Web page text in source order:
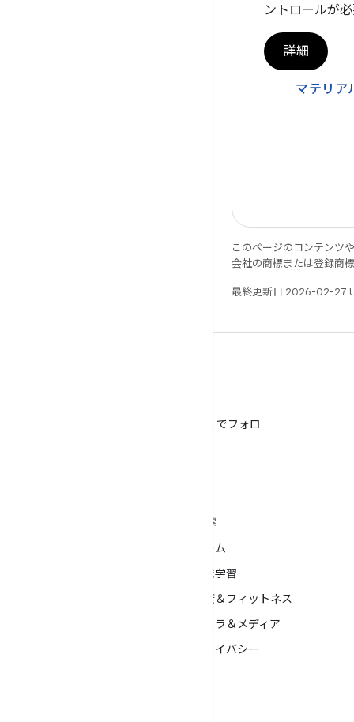
ントロールが
詳細
マテリア
このページのコンテンツ
会社の商標または登録商標
最終更新日 2026-02-27
@AndroidDev を X でフォロ
探索
ゲーム
機械学習
健康＆フィットネス
カメラ＆メディア
プライバシー